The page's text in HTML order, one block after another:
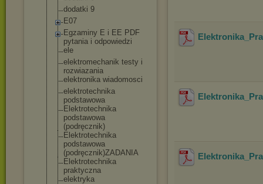
dodatki 9
E07
Egzaminy E i EE PDF
pytania i odpowiedzi
ele
elektromechani k testy i
rozwiazania
elektronika wiadomosci
elektrotechnika
podstawowa
Elektrotechnika
podstawowa
(podręcznik)
Elektrotechnika
podstawowa
(podręcznik)ZADANIA
Elektrotechnika
praktyczna
elektryka